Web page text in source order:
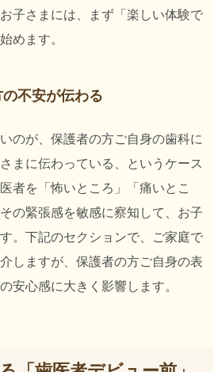
子さまには、まず「楽しい体験で
めます。
不安が伝わる
のが、保護者の方ご自身の歯科に
まに伝わっている、というケース
者を「怖いところ」「痛いとこ
の緊張感を敏感に察知して、お子
。下記のセクションで、ご家庭で
しますが、保護者の方ご自身の表
安心感に大きく影響します。